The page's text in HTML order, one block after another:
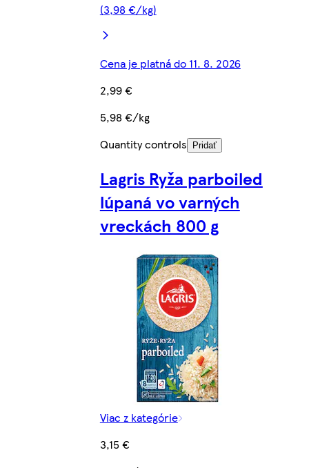
(3,98 €/kg)
Cena je platná do 11. 8. 2026
2,99 €
5,98 €/kg
Quantity controls
Pridať
Lagris Ryža parboiled
lúpaná vo varných
vreckách 800 g
Viac z kategórie
3,15 €